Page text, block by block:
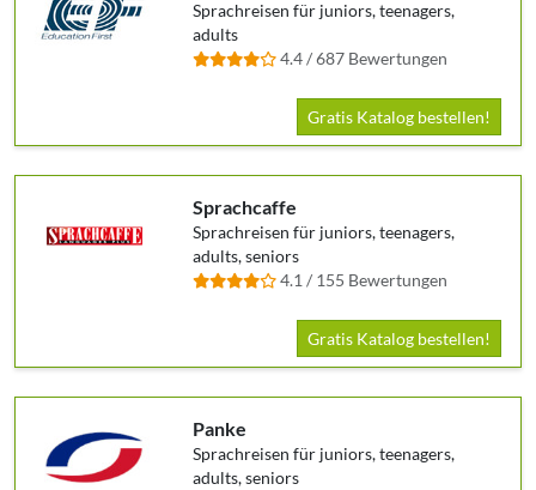
Sprachreisen für juniors, teenagers,
adults
4.4 / 687 Bewertungen
Gratis Katalog bestellen!
Sprachcaffe
Sprachreisen für juniors, teenagers,
adults, seniors
4.1 / 155 Bewertungen
Gratis Katalog bestellen!
Panke
Sprachreisen für juniors, teenagers,
adults, seniors